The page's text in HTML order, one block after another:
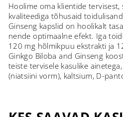
Hoolime oma klientide tervisest,
kvaliteediga tõhusaid
Ginseng kapslid on hoolikalt
nende optimaalne efekt. Iga
120 mg hõlmikpuu ekstrakti ja
Ginkgo Biloba and Ginseng
teiste tervisele kasulike
(niatsiini vorm), kaltsium, D-